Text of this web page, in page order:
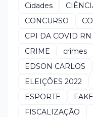
Cidades
CONCURSO
CPI DA COVID RN
CRIME
crimes
EDSON CARLOS
ELEIÇÕES 2022
ESPORTE
FISCALIZAÇÃO